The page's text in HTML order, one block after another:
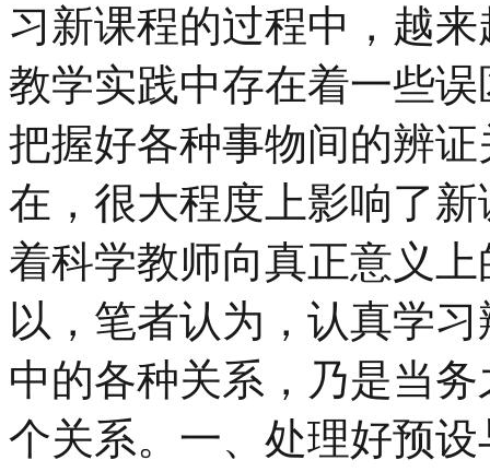
习新课程的过程中，越
教学实践中存在着一些
把握好各种事物间的辨
在，很大程度上影响了
着科学教师向真正意义
以，笔者认为，认真学
中的各种关系，乃是当
个关系。一、处理好预